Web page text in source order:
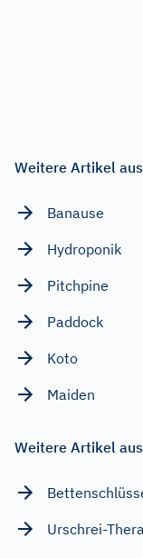
Weitere Artikel
Banause
Hydroponik
Pitchpine
Paddock
Koto
Maiden
Weitere Artikel
Urschrei-